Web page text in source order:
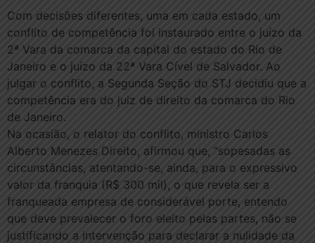
Com decisões diferentes, uma em cada estado, um
conflito de competência foi instaurado entre o juízo da
2ª Vara da comarca da capital do estado do Rio de
Janeiro e o juízo da 22ª Vara Cível de Salvador. Ao
julgar o conflito, a Segunda Seção do STJ decidiu que a
competência era do juiz de direito da comarca do Rio
de Janeiro.
Na ocasião, o relator do conflito, ministro Carlos
Alberto Menezes Direito, afirmou que, “sopesadas as
circunstâncias, atentando-se, ainda, para o expressivo
valor da franquia (R$ 300 mil), o que revela ser a
franqueada empresa de considerável porte, entendo
que deve prevalecer o foro eleito pelas partes, não se
justificando a intervenção para declarar a nulidade da